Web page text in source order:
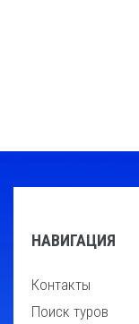
НАВИГАЦИЯ
Контакты
Поиск туров